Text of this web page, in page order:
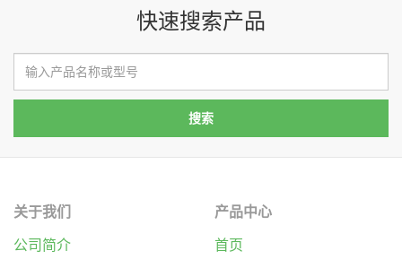
快速搜索产品
关于我们
公司简介
产品中心
首页